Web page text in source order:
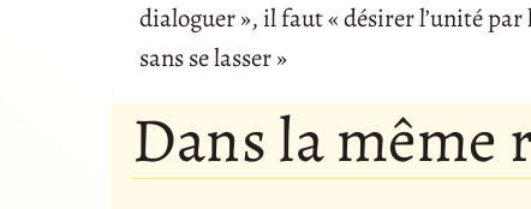
dialoguer », il faut « désirer l’unité
sans se lasser »
Dans la